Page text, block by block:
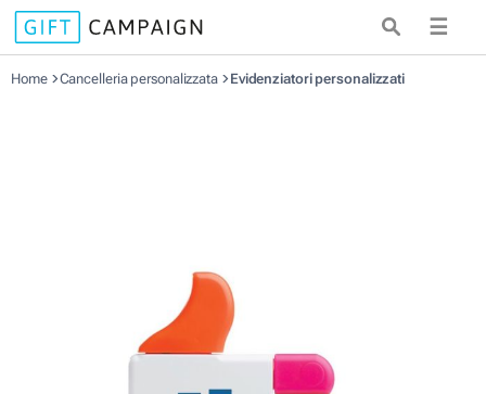
☰
Home Cancelleria personalizzata Evidenziatori personalizzati